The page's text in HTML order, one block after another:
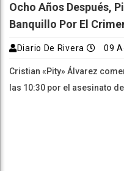
Ocho Años Después,
Banquillo Por El
Diario De Rivera 09
Cristian «Pity» Álvarez
las 10:30 por el asesinato